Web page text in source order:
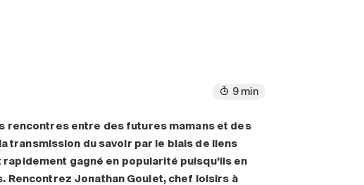
9 min
rencontres entre des futures mamans et des
transmission du savoir par le biais de liens
gagné en popularité puisqu’ils en
Rencontrez Jonathan Goulet, chef loisirs à